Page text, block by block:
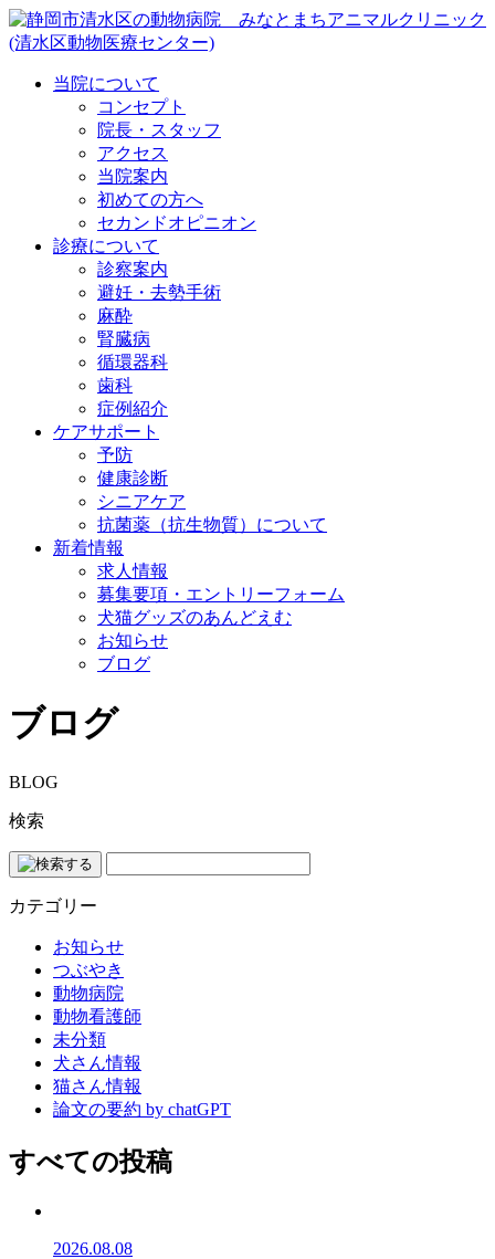
当院について
コンセプト
院長・スタッフ
アクセス
当院案内
初めての方へ
セカンドオピニオン
診療について
診察案内
避妊・去勢手術
麻酔
腎臓病
循環器科
歯科
症例紹介
ケアサポート
予防
健康診断
シニアケア
抗菌薬（抗生物質）について
新着情報
求人情報
募集要項・エントリーフォーム
犬猫グッズのあんどえむ
お知らせ
ブログ
ブログ
BLOG
検索
カテゴリー
お知らせ
つぶやき
動物病院
動物看護師
未分類
犬さん情報
猫さん情報
論文の要約 by chatGPT
すべての投稿
2026.08.08